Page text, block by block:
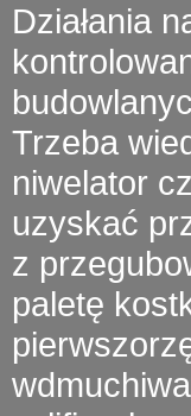
Działania
Trzeba
niwelator
uzyskać
z
paletę